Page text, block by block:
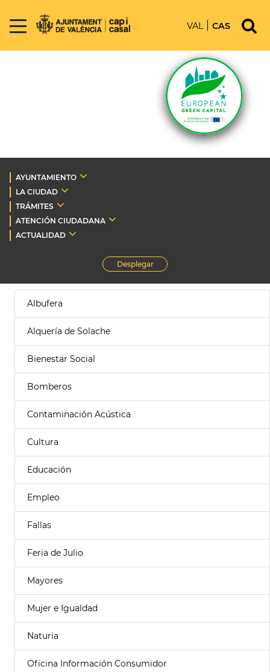
VAL CAS
AYUNTAMIENTO
LA CIUDAD
TRÁMITES
ATENCIÓN CIUDADANA
ACTUALIDAD
Desplegar
Albufera
Alquería de Solache
Bienestar Social
Bomberos
Contaminación Acústica
Cultura
Educación
Empleo
Fallas
Feria de Julio
Mayores
Mujer e Igualdad
Naturia
Oficina Información Consumidor